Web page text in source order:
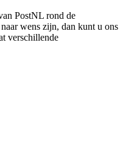
PostNL rond de
wens zijn, dan kunt u ons
verschillende